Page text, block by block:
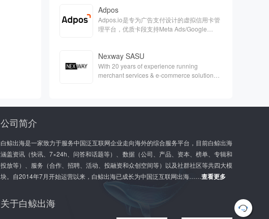
Adpos
Adpos.io是专为广告支付设计的虚拟信用卡管
理平台，优质卡段支持Meta Ads/Google
Nexway SASU
With 20 years of experience running
merchant services & e-commerce solutions,
G
l
o
公司简介
白鲸出海是一家致力于服务中国泛互联网企业走向海外的综合服务平台，目前白鲸出海
涵盖资讯（快讯、7×24h、问答和话题等）、数据（公司、产品、资本、榜单、专辑和
投放等）、服务（合作、招聘、活动、投融资和众创空间等）以及社群社区等共四大模
块。自2014年7月开始运营以来，白鲸出海已成长为中国泛互联网出海……查看更多
关于白鲸出海